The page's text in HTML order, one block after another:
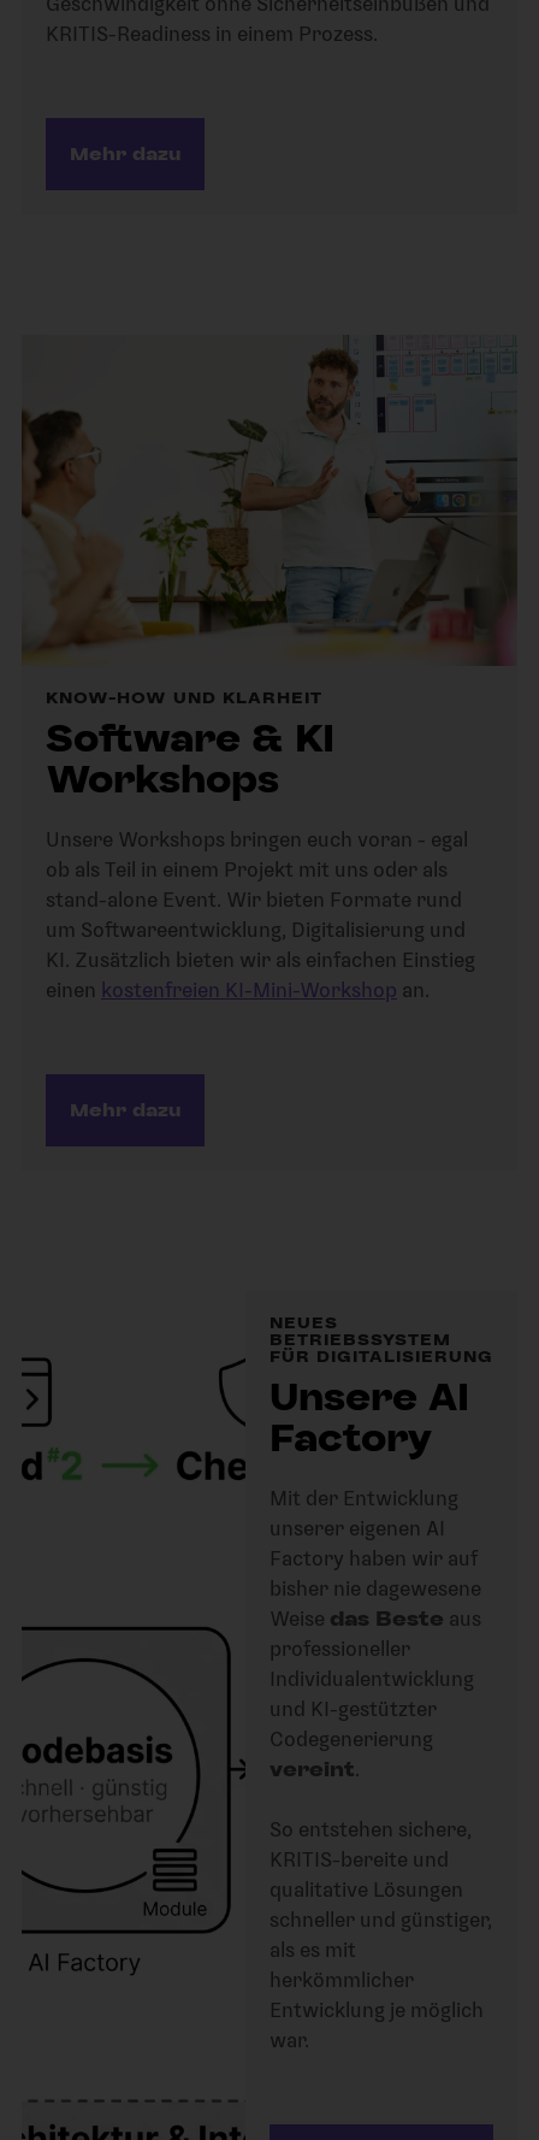
KRITIS-Readiness in einem Prozess.
Mehr dazu
KNOW-HOW UND KLARHEIT
Software & KI
Workshops
Unsere Workshops bringen euch voran - egal
ob als Teil in einem Projekt mit uns oder als
stand-alone Event. Wir bieten Formate rund
um Softwareentwicklung, Digitalisierung und
KI. Zusätzlich bieten wir als einfachen Einstieg
einen kostenfreien KI-Mini-Workshop an.
Mehr dazu
NEUES
BETRIEBSSYSTEM
FÜR DIGITALISIERUNG
Unsere AI
Factory
Mit der Entwicklung
unserer eigenen AI
Factory haben wir auf
bisher nie dagewesene
Weise das Beste aus
professioneller
Individualentwicklung
und KI-gestützter
Codegenerierung
vereint.
So entstehen sichere,
KRITIS-bereite und
qualitative Lösungen
schneller und günstiger,
als es mit
herkömmlicher
Entwicklung je möglich
war.